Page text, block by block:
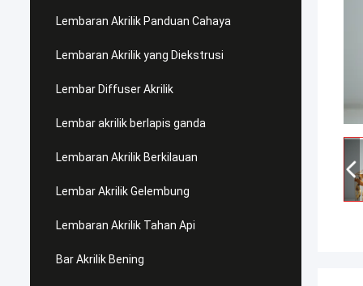
Lembaran Akrilik Panduan Cahaya
Lembaran Akrilik yang Diekstrusi
Lembar Diffuser Akrilik
Lembar akrilik berlapis ganda
Lembaran Akrilik Berkilauan
Lembar Akrilik Gelembung
Lembaran Akrilik Tahan Api
Bar Akrilik Bening